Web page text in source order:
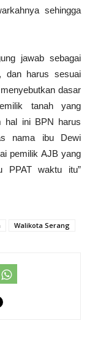
sehingga
jawab sebagai
dan harus sesuai
dasar
tanah yang
hal ini BPN harus
nama ibu Dewi
pemilik AJB yang
PPAT waktu itu”
Walikota Serang